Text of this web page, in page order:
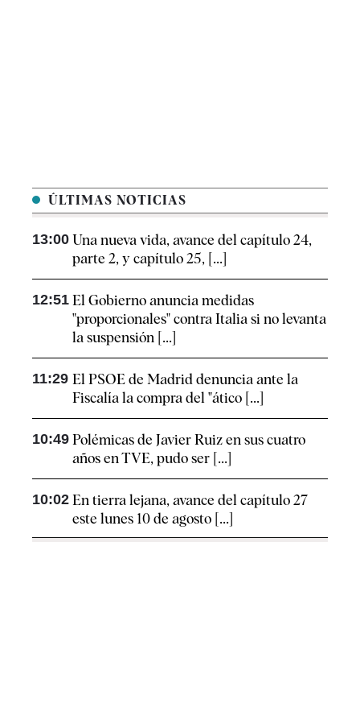
ÚLTIMAS NOTICIAS
13:00 Una nueva vida, avance del capítulo 24,
parte 2, y capítulo 25, [...]
12:51 El Gobierno anuncia medidas
"proporcionales" contra Italia si no levanta
la suspensión [...]
11:29 El PSOE de Madrid denuncia ante la
Fiscalía la compra del "ático [...]
10:49 Polémicas de Javier Ruiz en sus cuatro
años en TVE, pudo ser [...]
10:02 En tierra lejana, avance del capítulo 27
este lunes 10 de agosto [...]